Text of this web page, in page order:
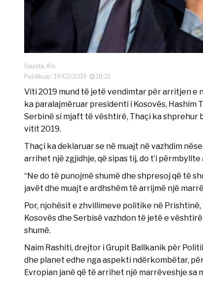
Gazeta Alo
Publikuar: 19/02/2019
18:21
Viti 2019 mund të jetë vendimtar për arritjen e
ka paralajmëruar presidenti i Kosovës,
Serbinë si mjaft të vështirë, Thaçi ka shprehur
vitit 2019.
Thaçi ka deklaruar se në muajt në vazhdim
arrihet një zgjidhje, që sipas tij, do t’i
“Ne do të punojmë shumë dhe shpresoj që të
javët dhe muajt e ardhshëm të arrijmë një
Por, njohësit e zhvillimeve politike në
Kosovës dhe Serbisë vazhdon të jetë e
shumë.
Naim Rashiti, drejtor i Grupit Ballkanik për
dhe planet edhe nga aspekti ndërkombëtar,
Evropian janë që të arrihet një marrëveshje sa